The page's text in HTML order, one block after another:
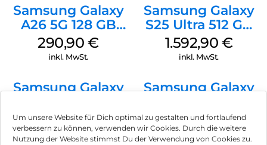
Um unsere Website für Dich optimal zu gestalten und fortlaufend
verbessern zu können, verwenden wir Cookies. Durch die weitere
Nutzung der Website stimmst Du der Verwendung von Cookies zu.
Samsung Galaxy
A26 5G 128 GB
White
290,90€
inkl. MwSt.
Samsung Galaxy
S25 Ultra 512 GB
Titanium
Silverblue
1.592,90 €
inkl. MwSt.
Samsung Galaxy
635,90€
inkl. MwSt.
Samsung Galaxy
Titanium Black
1.808,90€
inkl. MwSt.